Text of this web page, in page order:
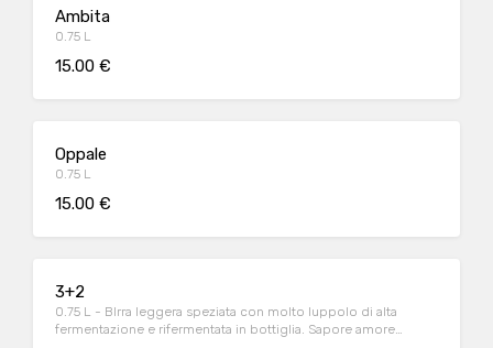
Ambita
0.75 L
15.00 €
Oppale
0.75 L
15.00 €
3+2
0.75 L - BIrra leggera speziata con molto luppolo di alta
fermentazione e rifermentata in bottiglia. Sapore amore